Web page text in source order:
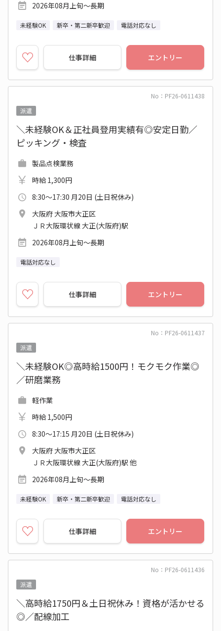
2026年08月上旬～長期
未経験OK 新卒・第二新卒歓迎 電話対応なし
仕事詳細 エントリー
No：PF26-0611438
派遣
＼未経験OK＆正社員登用実績有◎安定日勤／
ピッキング・検査
製品点検業務
時給 1,300円
8:30～17:30 月20日 (土日祝休み)
大阪府 大阪市大正区
ＪＲ大阪環状線 大正(大阪府)駅
2026年08月上旬～長期
電話対応なし
仕事詳細 エントリー
No：PF26-0611437
派遣
＼未経験OK◎高時給1500円！モクモク作業◎
／研磨業務
軽作業
時給 1,500円
8:30～17:15 月20日 (土日祝休み)
大阪府 大阪市大正区
ＪＲ大阪環状線 大正(大阪府)駅 他
2026年08月上旬～長期
未経験OK 新卒・第二新卒歓迎 電話対応なし
仕事詳細 エントリー
No：PF26-0611436
派遣
＼高時給1750円＆土日祝休み！資格が活かせる
◎／配線加工